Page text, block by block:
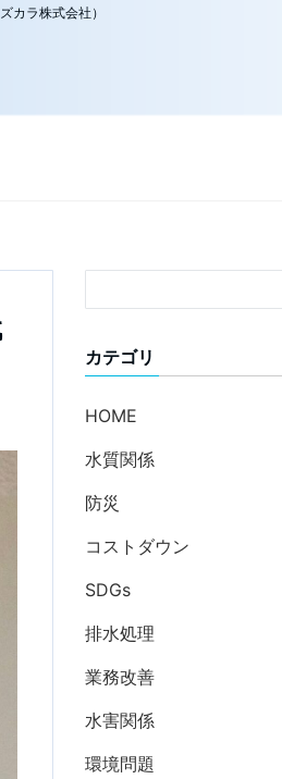
カラ株式会社）
カテゴリ
HOME
水質関係
防災
コストダウン
SDGs
排水処理
業務改善
水害関係
環境問題